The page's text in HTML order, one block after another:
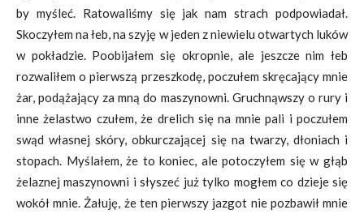
by myśleć. Ratowaliśmy się jak nam strach podpowiadał.
Skoczyłem na łeb, na szyję w jeden z niewielu otwartych luków
w pokładzie. Poobijałem się okropnie, ale jeszcze nim łeb
rozwaliłem o pierwszą przeszkodę, poczułem skręcający mnie
żar, podążający za mną do maszynowni. Gruchnąwszy o rury i
inne żelastwo czułem, że drelich się na mnie pali i poczułem
swąd własnej skóry, obkurczającej się na twarzy, dłoniach i
stopach. Myślałem, że to koniec, ale potoczyłem się w głąb
żelaznej maszynowni i słyszeć już tylko mogłem co dzieje się
wokół mnie. Żałuję, że ten pierwszy jazgot nie pozbawił mnie